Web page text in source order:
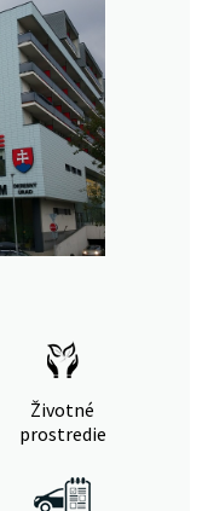
Životné
prostredie